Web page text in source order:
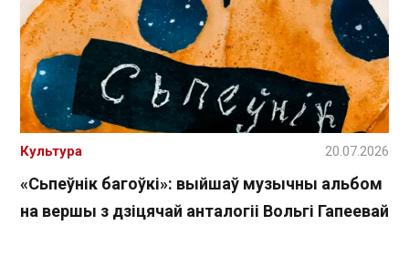
«Сьпеўнік багоўкі»: выйшаў музычны альбом
на вершы з дзіцячай анталогіі Вольгі Гапеевай
Культура 20.07.2026